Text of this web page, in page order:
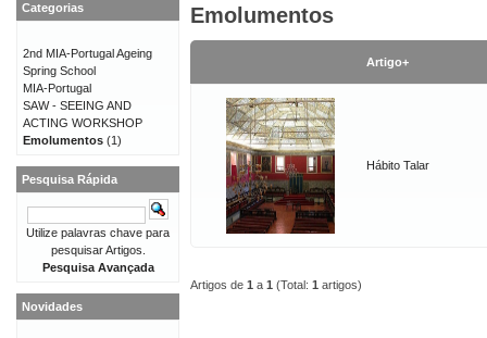
Emolumentos
Artigo+
Hábito Talar
Artigos de 1 a 1 (Total: 1 artigos)
Categorias
2nd MIA-Portugal Ageing
Spring School
MIA-Portugal
SAW - SEEING AND
ACTING WORKSHOP
Emolumentos (1)
Pesquisa Rápida
Utilize palavras chave para
pesquisar Artigos.
Pesquisa Avançada
Novidades